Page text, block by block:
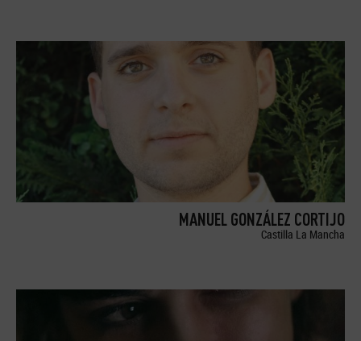
MANUEL GONZÁLEZ CORTIJO
Castilla La Mancha